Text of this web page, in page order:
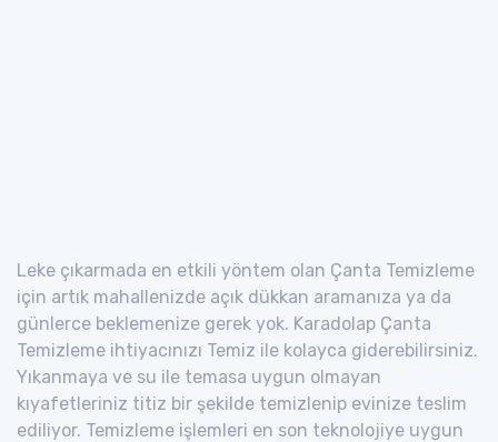
Leke çıkarmada en etkili yöntem olan Çanta Temizleme
için artık mahallenizde açık dükkan aramanıza ya da
günlerce beklemenize gerek yok. Karadolap Çanta
Temizleme ihtiyacınızı Temiz ile kolayca giderebilirsiniz.
Yıkanmaya ve su ile temasa uygun olmayan
kıyafetleriniz titiz bir şekilde temizlenip evinize teslim
ediliyor. Temizleme işlemleri en son teknolojiye uygun